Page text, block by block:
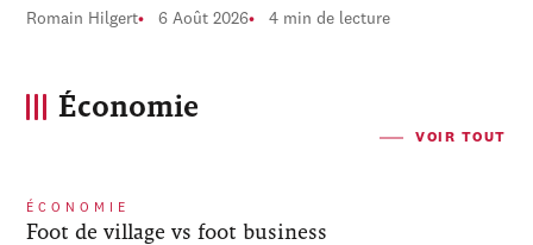
Romain Hilgert 6 Août 2026 4 min de lecture
Économie
VOIR TOUT
ÉCONOMIE
Foot de village vs foot business